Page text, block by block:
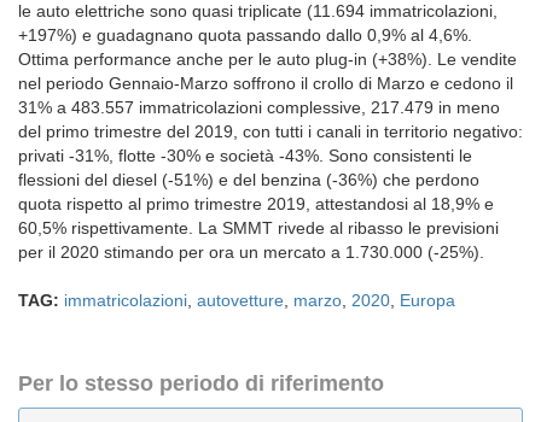
le auto elettriche sono quasi triplicate (11.694 immatricolazioni,
+197%) e guadagnano quota passando dallo 0,9% al 4,6%.
Ottima performance anche per le auto plug-in (+38%). Le vendite
nel periodo Gennaio-Marzo soffrono il crollo di Marzo e cedono il
31% a 483.557 immatricolazioni complessive, 217.479 in meno
del primo trimestre del 2019, con tutti i canali in territorio negativo:
privati -31%, flotte -30% e società -43%. Sono consistenti le
flessioni del diesel (-51%) e del benzina (-36%) che perdono
quota rispetto al primo trimestre 2019, attestandosi al 18,9% e
60,5% rispettivamente. La SMMT rivede al ribasso le previsioni
per il 2020 stimando per ora un mercato a 1.730.000 (-25%).
TAG: immatricolazioni autovetture marzo 2020 Europa
Per lo stesso periodo di riferimento